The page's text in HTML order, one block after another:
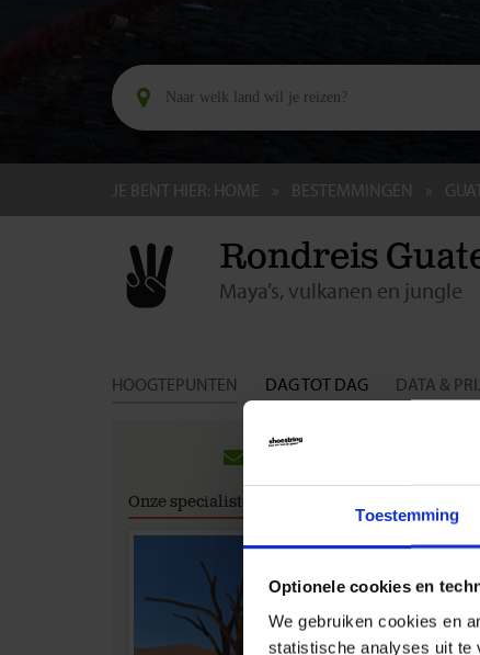
Toestemming
Optionele cookies en
We gebruiken cookies en
statistische analyses uit te
JE BENT HIER: HOME BESTEMMINGEN
Rondreis
Maya’s, vulkanen en jungle
HOOGTEPUNTEN DAG TOT DAG DATA &
Onze specialisten